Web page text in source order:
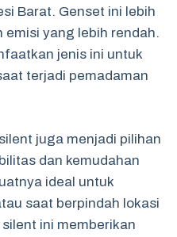
Barat. Genset ini lebih
yang lebih rendah.
jenis ini untuk
terjadi pemadaman
juga menjadi pilihan
dan kemudahan
ideal untuk
saat berpindah lokasi
ini memberikan